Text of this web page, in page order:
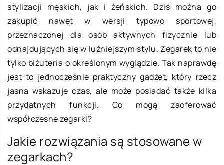
stylizacji męskich, jak i żeńskich. Dziś można go
zakupić nawet w wersji typowo sportowej,
przeznaczonej dla osób aktywnych fizycznie lub
odnajdujących się w luźniejszym stylu. Zegarek to nie
tylko biżuteria o określonym wyglądzie. Tak naprawdę
jest to jednocześnie praktyczny gadżet, który rzecz
jasna wskazuje czas, ale może posiadać także kilka
przydatnych funkcji. Co mogą zaoferować
współczesne zegarki?
Jakie rozwiązania są stosowane w
zegarkach?